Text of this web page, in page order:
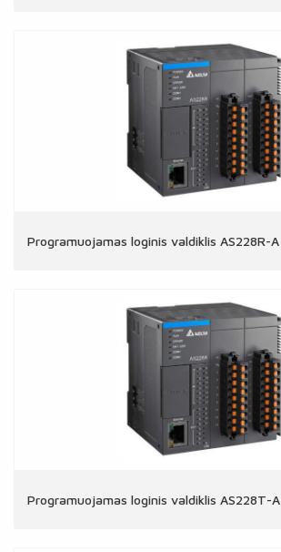
Programuojamas loginis valdiklis AS228R-A
Programuojamas loginis valdiklis AS228T-A